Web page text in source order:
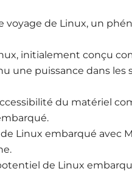
voyage de Linux, un
initialement conçu
une puissance dans les
du matériel
Linux embarqué avec
de Linux